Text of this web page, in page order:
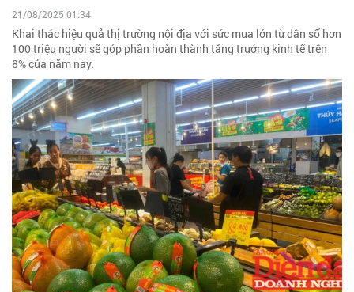
21/08/2025 01:34
Khai thác hiệu quả thị trường nội địa với sức mua lớn từ dân số hơn
100 triệu người sẽ góp phần hoàn thành tăng trưởng kinh tế trên
8% của năm nay.